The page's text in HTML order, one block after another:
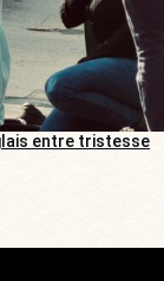
entre tristesse